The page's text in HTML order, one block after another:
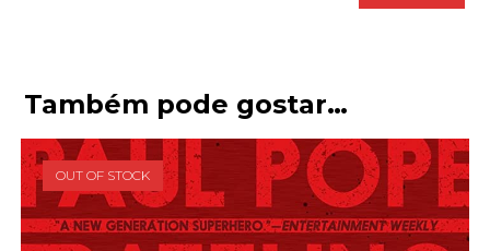
Também pode gostar…
OUT OF STOCK